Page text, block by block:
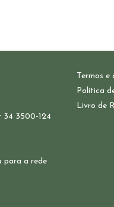
34 3500-124
para a rede
Termos e
Política
Livro de